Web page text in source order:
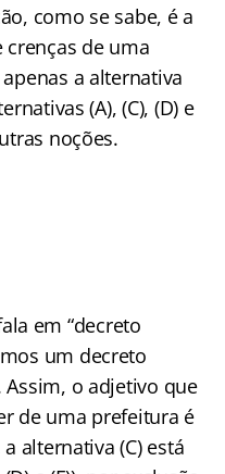
como se sabe, é a
crenças de uma
a alternativa
(A), (C), (D) e
noções.
em “decreto
um decreto
o adjetivo que
de uma prefeitura é
alternativa (C) está